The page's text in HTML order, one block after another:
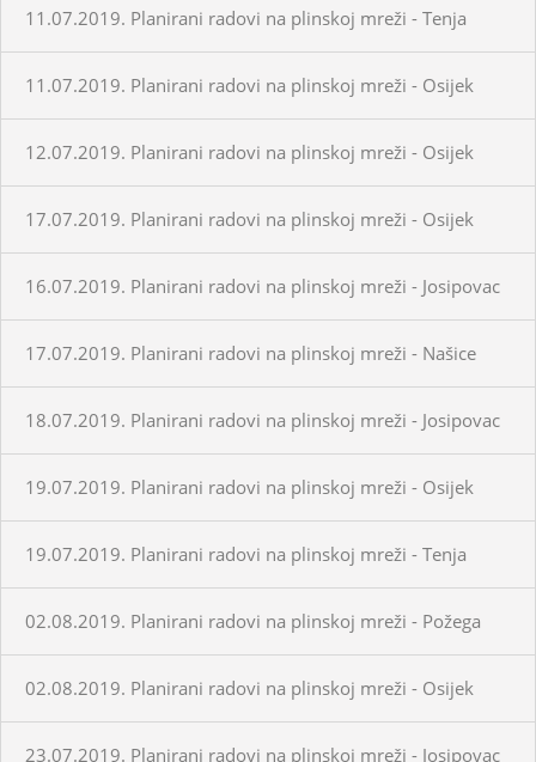
11.07.2019. Planirani radovi na plinskoj mreži - Tenja
11.07.2019. Planirani radovi na plinskoj mreži - Osijek
12.07.2019. Planirani radovi na plinskoj mreži - Osijek
17.07.2019. Planirani radovi na plinskoj mreži - Osijek
16.07.2019. Planirani radovi na plinskoj mreži - Josipovac
17.07.2019. Planirani radovi na plinskoj mreži - Našice
18.07.2019. Planirani radovi na plinskoj mreži - Josipovac
19.07.2019. Planirani radovi na plinskoj mreži - Osijek
19.07.2019. Planirani radovi na plinskoj mreži - Tenja
02.08.2019. Planirani radovi na plinskoj mreži - Požega
02.08.2019. Planirani radovi na plinskoj mreži - Osijek
23.07.2019. Planirani radovi na plinskoj mreži - Josipovac